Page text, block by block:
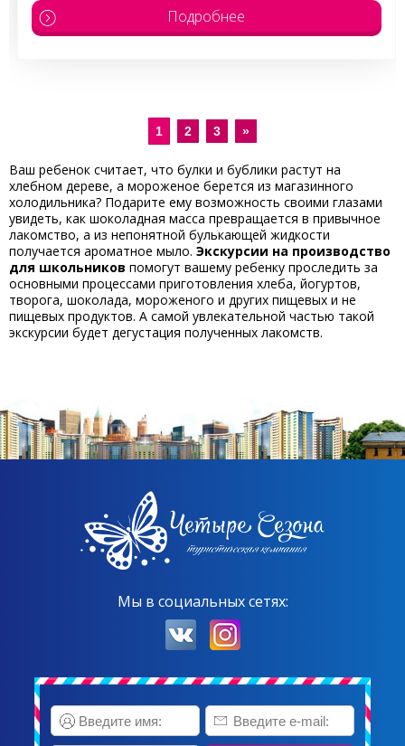
Подробнее
1 2 3 »
Ваш ребенок считает, что булки и бублики растут на
хлебном дереве, а мороженое берется из магазинного
холодильника? Подарите ему возможность своими глазами
увидеть, как шоколадная масса превращается в привычное
лакомство, а из непонятной булькающей жидкости
получается ароматное мыло. Экскурсии на производство
для школьников помогут вашему ребенку проследить за
основными процессами приготовления хлеба, йогуртов,
творога, шоколада, мороженого и других пищевых и не
пищевых продуктов. А самой увлекательной частью такой
экскурсии будет дегустация полученных лакомств.
Мы в социальных сетях: